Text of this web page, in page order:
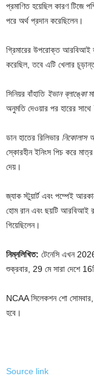
প্রমাণিত হয়েছিল কারণ টিজে
পরে অর্থ প্রদান করেছিলেন।
গ্রিমারের উপরোক্ত আরবিআই
করেছিল, তবে এটি খেলার
সিনিয়র বাঁহাতি ইভান ব্লাঙ্কো
অনুমতি দেওয়ার পর হারের
ডান হাতের রিলিভার নিকোলাস
স্কোরহীন ইনিংস পিচ করে
দেয়।
জ্যাক স্টুয়ার্ট এবং পম্পেই
হোম রান এবং ছয়টি আরবিআই
গিয়েছিলেন।
নিম্নলিখিত: টেনেসি এখন
শুক্রবার, 29 মে সারা দেশে
NCAA সিলেকশন শো
হবে।
Source link